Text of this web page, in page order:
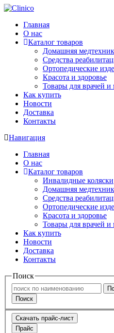
Главная
О нас
Каталог товаров
Домашняя
Средства
Ортопедические
Красота и здоровье
Товары для врачей
Как купить
Новости
Доставка
Контакты
Навигация
Главная
О нас
Каталог товаров
Инвалидные коляски
Домашняя
Средства
Ортопедические
Красота и здоровье
Товары для врачей
Как купить
Новости
Доставка
Контакты
Поиск
Поиск
Скачать прайс-лист
Прайс